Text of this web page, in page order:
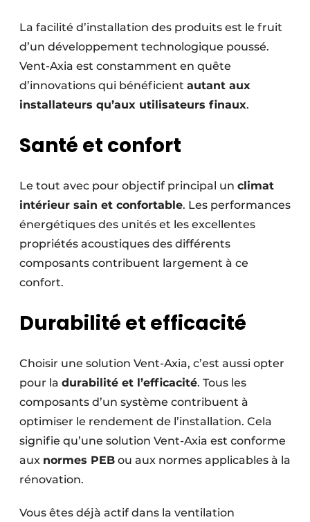
La facilité d’installation des produits est le fruit
d’un développement technologique poussé.
Vent-Axia est constamment en quête
d’innovations qui bénéficient autant aux
installateurs qu’aux utilisateurs finaux.
Santé et confort
Le tout avec pour objectif principal un climat
intérieur sain et confortable. Les performances
énergétiques des unités et les excellentes
propriétés acoustiques des différents
composants contribuent largement à ce
confort.
Durabilité et efficacité
Choisir une solution Vent-Axia, c’est aussi opter
pour la durabilité et l’efficacité. Tous les
composants d’un système contribuent à
optimiser le rendement de l’installation. Cela
signifie qu’une solution Vent-Axia est conforme
aux normes PEB ou aux normes applicables à la
rénovation.
Vous êtes déjà actif dans la ventilation